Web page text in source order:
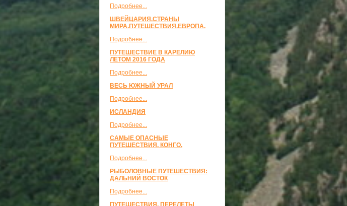
Подробнее...
ШВЕЙЦАРИЯ.СТРАНЫ
МИРА.ПУТЕШЕСТВИЯ.ЕВРОПА.
Подробнее...
ПУТЕШЕСТВИЕ В КАРЕЛИЮ
ЛЕТОМ 2016 ГОДА
Подробнее...
ВЕСЬ ЮЖНЫЙ УРАЛ
Подробнее...
ИСЛАНДИЯ
Подробнее...
САМЫЕ ОПАСНЫЕ
ПУТЕШЕСТВИЯ. КОНГО.
Подробнее...
РЫБОЛОВНЫЕ ПУТЕШЕСТВИЯ:
ДАЛЬНИЙ ВОСТОК
Подробнее...
ПУТЕШЕСТВИЯ, ПЕРЕЛЕТЫ